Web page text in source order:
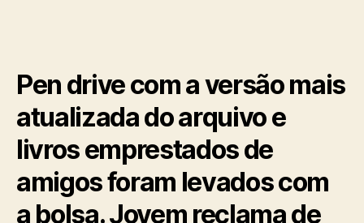
Pen drive com a versão mais
atualizada do arquivo e
livros emprestados de
amigos foram levados com
a bolsa. Jovem reclama de